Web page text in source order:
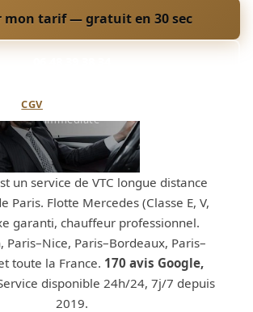
mon tarif — gratuit en 30 sec
(CGV) · Paiement sécurisé · Confirmation
immédiate
un service de VTC longue distance
Paris. Flotte Mercedes (Classe E, V,
garanti, chauffeur professionnel.
Paris–Nice, Paris–Bordeaux, Paris–
toute la France. 170 avis Google,
disponible 24h/24, 7j/7 depuis
2019.